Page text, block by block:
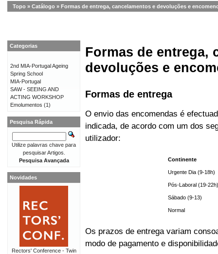
Topo » Catálogo » Formas de entrega, cancelamentos e devoluções e
Formas de entrega,
devoluções e
Formas de entrega
O envio das encomendas é
indicada, de acordo com um dos
utilizador:
Continente
Urgente Dia (9-18h)
Pós-Laboral (19-22h)
Sábado (9-13)
Normal
Os prazos de entrega variam
modo de pagamento e
Categorias
2nd MIA-Portugal Ageing
Spring School
MIA-Portugal
SAW - SEEING AND
ACTING WORKSHOP
Emolumentos (1)
Pesquisa Rápida
Utilize palavras chave para
pesquisar Artigos.
Pesquisa Avançada
Novidades
Rectors' Conference - Twin